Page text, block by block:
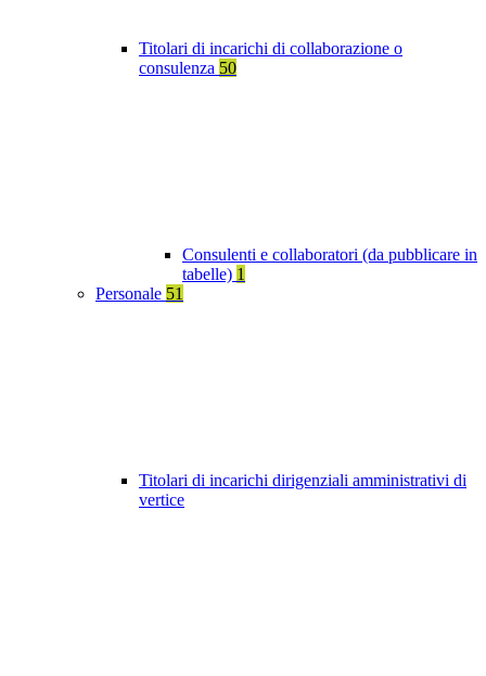
Titolari di incarichi di collaborazione o
consulenza 50
Consulenti e collaboratori (da pubblicare in
tabelle) 1
Personale 51
Titolari di incarichi dirigenziali amministrativi di
vertice